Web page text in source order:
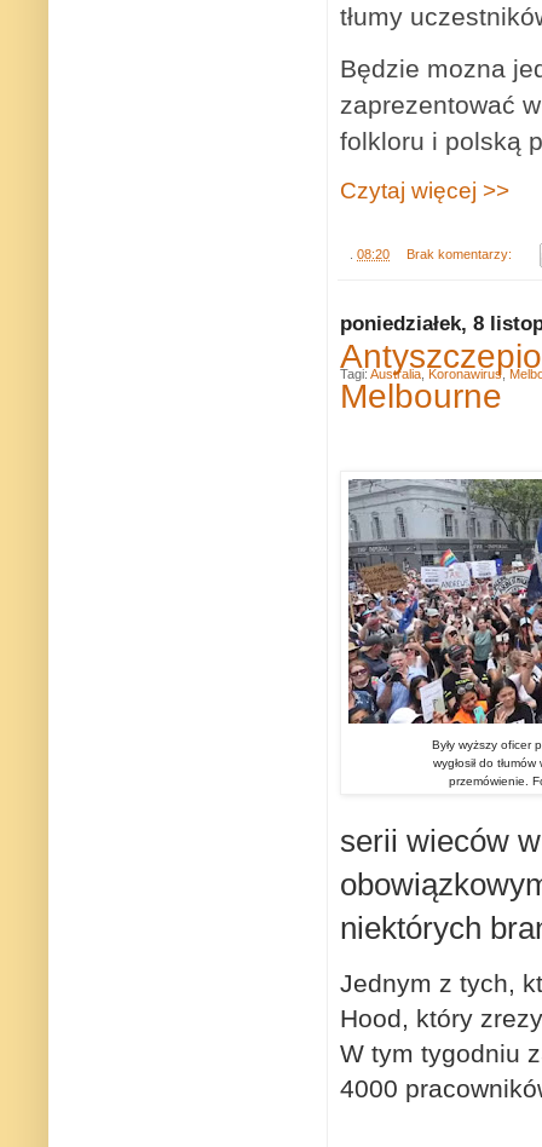
tłumy
Będzie mozna
zaprezentować
folkloru i polską
Czytaj więcej >>
08:20 Brak komentarzy:
poniedziałek, 8
Melbourne
Były wyższy oficer
wygłosił do
przemówienie.
serii wieców
niektórych
Jednym z tych,
Hood, który
W tym tygodniu
4000
Tagi: Australia Koronawirus